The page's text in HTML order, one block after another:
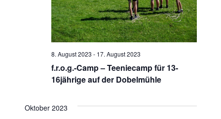
c
h
e
n
e
n
-
i
f.r.o.g.-Camp – Teeniecamp für 13-
16jährige auf der Dobelmühle
8. August 2023 - 17. August 2023
Oktober 2023